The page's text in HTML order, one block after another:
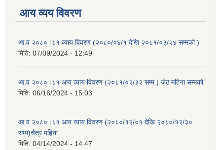
आय व्यय विवरण
आ.व २०८०।८१ व्याय विवरण (२०८०/०४/१ देखि २०८१/०३/२४ सम्मको )
मिति: 07/09/2024 - 12:49
आ.व २०८०।८१ आय व्याय विवरण (२०८१/०२/३२ सम्म ) जेठ महिना सम्मको
मिति: 06/16/2024 - 15:03
आ.व २०८०।८१ आय व्याय विवरण (२०८०/१२/०१ देखि २०८०/१२/३०
सम्म)चैत्र महिना
मिति: 04/14/2024 - 14:47